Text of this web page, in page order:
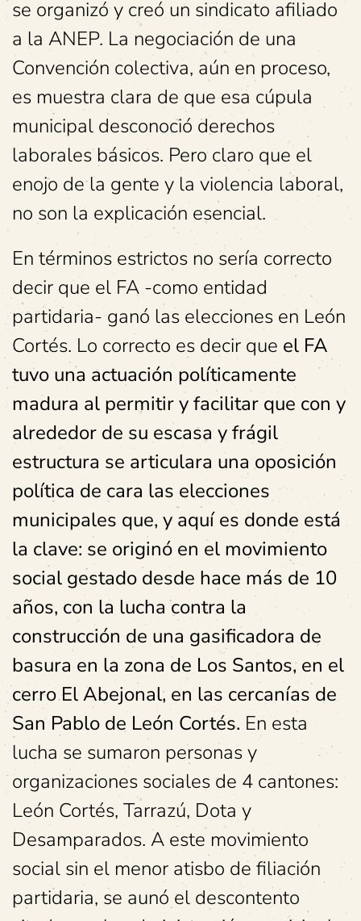
se organizó y creó un sindicato afiliado
a la ANEP. La negociación de una
Convención colectiva, aún en proceso,
es muestra clara de que esa cúpula
municipal desconoció derechos
laborales básicos. Pero claro que el
enojo de la gente y la violencia laboral,
no son la explicación esencial.
En términos estrictos no sería correcto
decir que el FA -como entidad
partidaria- ganó las elecciones en León
Cortés. Lo correcto es decir que el FA
tuvo una actuación políticamente
madura al permitir y facilitar que con y
alrededor de su escasa y frágil
estructura se articulara una oposición
política de cara las elecciones
municipales que, y aquí es donde está
la clave: se originó en el movimiento
social gestado desde hace más de 10
años, con la lucha contra la
construcción de una gasificadora de
basura en la zona de Los Santos, en el
cerro El Abejonal, en las cercanías de
San Pablo de León Cortés. En esta
lucha se sumaron personas y
organizaciones sociales de 4 cantones:
León Cortés, Tarrazú, Dota y
Desamparados. A este movimiento
social sin el menor atisbo de filiación
partidaria, se aunó el descontento